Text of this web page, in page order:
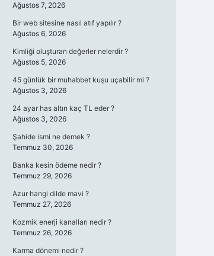
Ağustos 7, 2026
Bir web sitesine nasıl atıf yapılır ?
Ağustos 6, 2026
Kimliği oluşturan değerler nelerdir ?
Ağustos 5, 2026
45 günlük bir muhabbet kuşu uçabilir mi ?
Ağustos 3, 2026
24 ayar has altın kaç TL eder ?
Ağustos 3, 2026
Şahide ismi ne demek ?
Temmuz 30, 2026
Banka kesin ödeme nedir ?
Temmuz 29, 2026
Azur hangi dilde mavi ?
Temmuz 27, 2026
Kozmik enerji kanalları nedir ?
Temmuz 26, 2026
Karma dönemi nedir ?